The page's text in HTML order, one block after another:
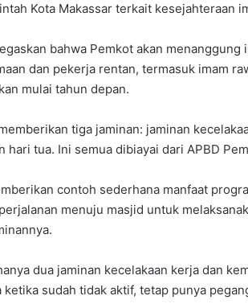
Kota Makassar terkait kesejahteraan
bahwa Pemkot akan
dan pekerja rentan, termasuk imam
mulai tahun depan.
tiga jaminan: jaminan
hari tua. Ini semua dibiayai dari APBD
contoh sederhana manfaat
menuju masjid untuk
dua jaminan kecelakaan kerja dan
ketika sudah tidak aktif, tetap punya